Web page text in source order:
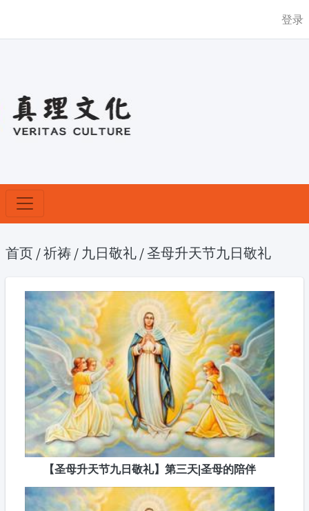
登录
首页 /祈祷 / 九日敬礼 /圣母升天节九日敬礼
【圣母升天节九日敬礼】第三天|圣母的陪伴